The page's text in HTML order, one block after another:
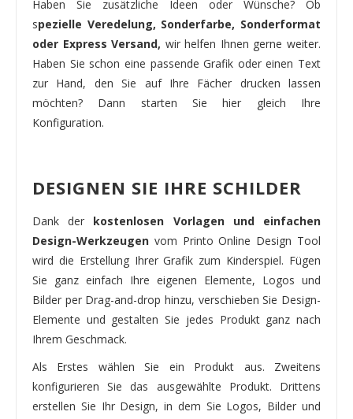
Haben Sie zusätzliche Ideen oder Wünsche? Ob
spezielle Veredelung, Sonderfarbe, Sonderformat
oder Express Versand, wir helfen Ihnen gerne weiter.
Haben Sie schon eine passende Grafik oder einen Text
zur Hand, den Sie auf Ihre Fächer drucken lassen
möchten? Dann starten Sie hier gleich Ihre
Konfiguration.
DESIGNEN SIE IHRE SCHILDER
Dank der kostenlosen Vorlagen und einfachen
Design-Werkzeugen vom Printo Online Design Tool
wird die Erstellung Ihrer Grafik zum Kinderspiel. Fügen
Sie ganz einfach Ihre eigenen Elemente, Logos und
Bilder per Drag-and-drop hinzu, verschieben Sie Design-
Elemente und gestalten Sie jedes Produkt ganz nach
Ihrem Geschmack.
Als Erstes wählen Sie ein Produkt aus. Zweitens
konfigurieren Sie das ausgewählte Produkt. Drittens
erstellen Sie Ihr Design, in dem Sie Logos, Bilder und